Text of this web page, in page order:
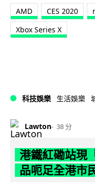
AMD CES 2020
Xbox Series X
科技娛樂 生活娛樂
Lawton 38 分
港鐵紅磡站現
品呃足全港市